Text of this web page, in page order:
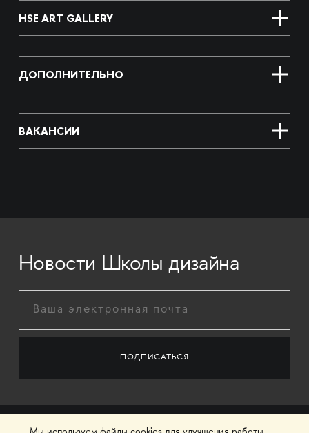
HSE ART GALLERY
ДОПОЛНИТЕЛЬНО
ВАКАНСИИ
Новости Школы дизайна